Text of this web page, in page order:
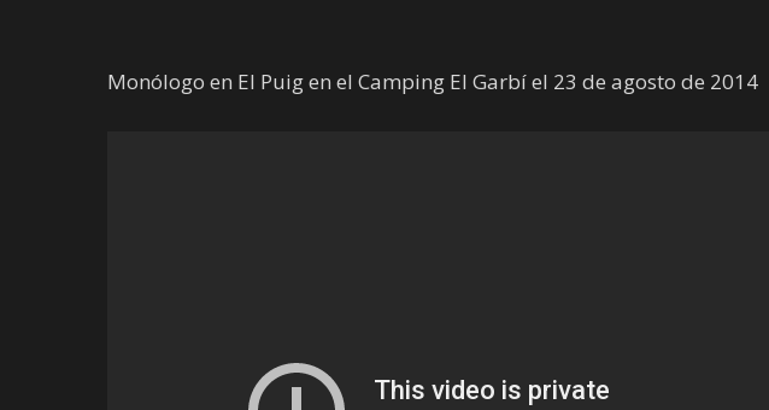
Monólogo en El Puig en el Camping El Garbí el 23 de agosto de 2014